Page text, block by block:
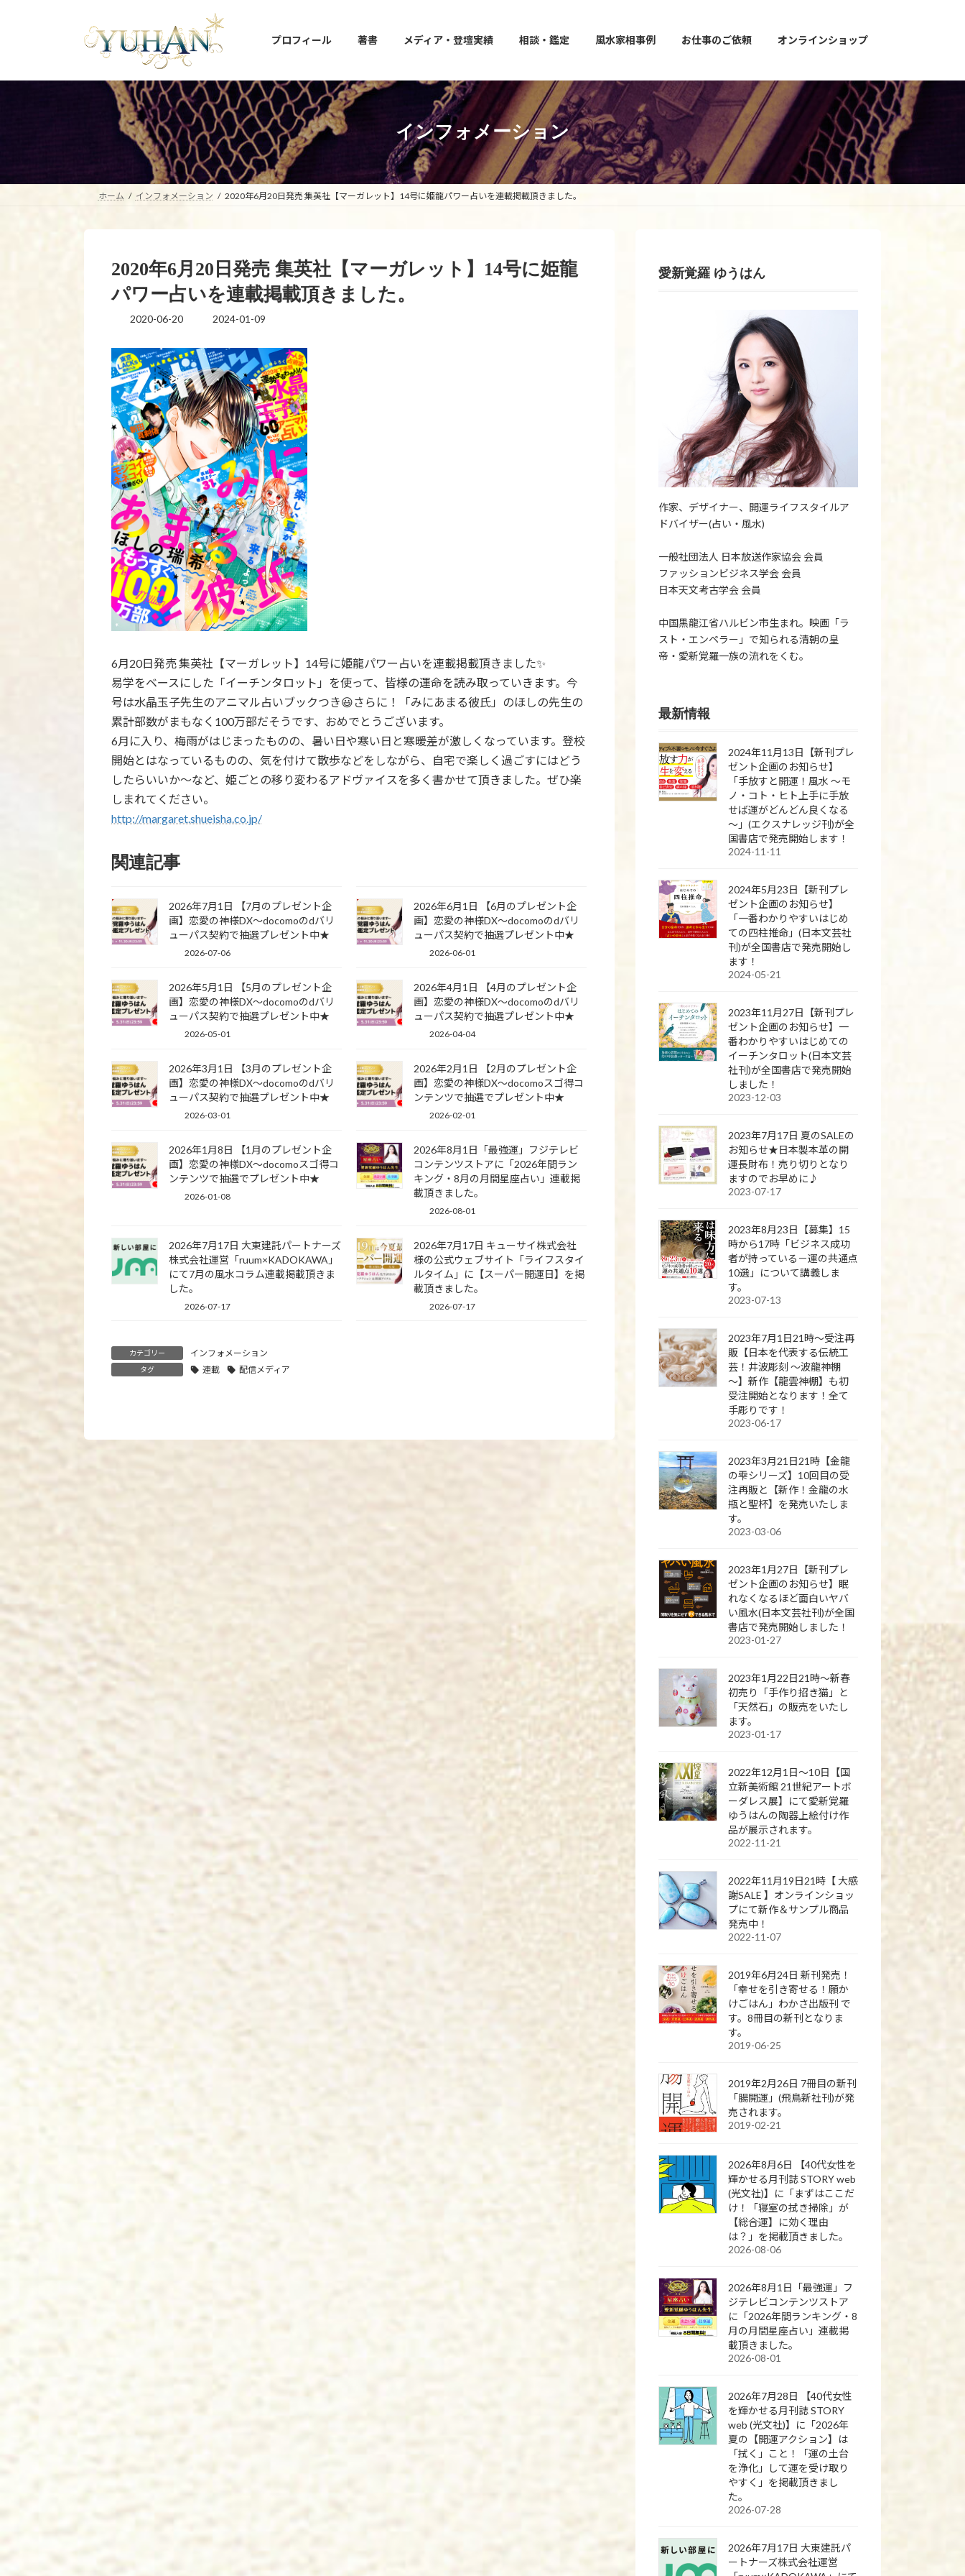
ツ
シ
プロフィール 著書 メディア・登壇実績 相談・鑑定 風水家相事例 お仕事のご依頼 オンラインショップ
インフォメーション
ホーム インフォメーション 2020年6月20日発売 集英社【マーガレット】14号に姫龍パワー占いを連載掲載頂きました。
2020年6月20日発売 集英社【マーガレット】14号に姫龍
パワー占いを連載掲載頂きました。
2020-06-20
最
更
新
日
時
:
2024-01-09
6月20日発売 集英社【マーガレット】14号に姫龍パワー占いを連載掲載頂きました✨
易学をベースにした「イーチンタロット」を使って、皆様の運命を読み取っていきます。今
号は水晶玉子先生のアニマル占いブックつき😃さらに！「みにあまる彼氏」のほしの先生の
累計部数がまもなく100万部だそうです、おめでとうございます。
6月に入り、梅雨がはじまったものの、暑い日や寒い日と寒暖差が激しくなっています。登校
開始とはなっているものの、気を付けて散歩などをしながら、自宅で楽しく過ごすにはどう
したらいいか～など、姫ごとの移り変わるアドヴァイスを多く書かせて頂きました。ぜひ楽
しまれてください。
http://margaret.shueisha.co.jp/
関連記事
2026年7月1日 【7月のプレゼント企
画】恋愛の神様DX〜docomoのdバリ
ューパス契約で抽選プレゼント中★
2026-07-06
2026年6月1日 【6月のプレゼント企
画】恋愛の神様DX〜docomoのdバリ
ューパス契約で抽選プレゼント中★
2026-06-01
2026年5月1日 【5月のプレゼント企
画】恋愛の神様DX〜docomoのdバリ
ューパス契約で抽選プレゼント中★
2026-05-01
2026年4月1日 【4月のプレゼント企
画】恋愛の神様DX〜docomoのdバリ
ューパス契約で抽選プレゼント中★
2026-04-04
2026年3月1日 【3月のプレゼント企
画】恋愛の神様DX〜docomoのdバリ
ューパス契約で抽選プレゼント中★
2026-03-01
2026年2月1日 【2月のプレゼント企
画】恋愛の神様DX〜docomoスゴ得コ
ンテンツで抽選でプレゼント中★
2026-02-01
2026年1月8日 【1月のプレゼント企
画】恋愛の神様DX〜docomoスゴ得コ
ンテンツで抽選でプレゼント中★
2026-01-08
2026年8月1日「最強運」フジテレビ
コンテンツストアに「2026年間ラン
キング・8月の月間星座占い」連載掲
載頂きました。
2026-08-01
2026年7月17日 大東建託パートナーズ
株式会社運営「ruum×KADOKAWA」
にて7月の風水コラム連載掲載頂きま
した。
2026-07-17
2026年7月17日 キューサイ株式会社
様の公式ウェブサイト「ライフスタイ
ルタイム」に【スーパー開運日】を掲
載頂きました。
2026-07-17
カテゴリー インフォメーション
タグ 連載 配信メディア
愛新覚羅 ゆうはん
作家、デザイナー、開運ライフスタイルア
ドバイザー(占い・風水)
一般社団法人 日本放送作家協会 会員
ファッションビジネス学会 会員
日本天文考古学会 会員
中国黒龍江省ハルビン市生まれ。映画「ラ
スト・エンペラー」で知られる清朝の皇
帝・愛新覚羅一族の流れをくむ。
最新情報
2024年11月13日【新刊プレ
ゼント企画のお知らせ】
「手放すと開運！風水 ～モ
ノ・コト・ヒト上手に手放
せば運がどんどん良くなる
～」(エクスナレッジ刊)が全
国書店で発売開始します！
2024-11-11
2024年5月23日【新刊プレ
ゼント企画のお知らせ】
「一番わかりやすいはじめ
ての四柱推命」(日本文芸社
刊)が全国書店で発売開始し
ます！
2024-05-21
2023年11月27日【新刊プレ
ゼント企画のお知らせ】一
番わかりやすいはじめての
イーチンタロット(日本文芸
社刊)が全国書店で発売開始
しました！
2023-12-03
2023年7月17日 夏のSALEの
お知らせ★日本製本革の開
運長財布！売り切りとなり
ますのでお早めに♪
2023-07-17
2023年8月23日【募集】15
時から17時「ビジネス成功
者が持っている－運の共通点
10選」について講義しま
す。
2023-07-13
2023年7月1日21時～受注再
販【日本を代表する伝統工
芸！井波彫刻 ～波龍神棚
～】新作【龍雲神棚】も初
受注開始となります！全て
手彫りです！
2023-06-17
2023年3月21日21時【金龍
の雫シリーズ】10回目の受
注再販と【新作！金龍の水
瓶と聖杯】を発売いたしま
す。
2023-03-06
2023年1月27日【新刊プレ
ゼント企画のお知らせ】眠
れなくなるほど面白いヤバ
い風水(日本文芸社刊)が全国
書店で発売開始しました！
2023-01-27
2023年1月22日21時～新春
初売り「手作り招き猫」と
「天然石」の販売をいたし
ます。
2023-01-17
2022年12月1日～10日【国
立新美術館 21世紀アートボ
ーダレス展】にて愛新覚羅
ゆうはんの陶器上絵付け作
品が展示されます。
2022-11-21
2022年11月19日21時【 大感
謝SALE 】オンラインショッ
プにて新作＆サンプル商品
発売中！
2022-11-07
2019年6月24日 新刊発売！
「幸せを引き寄せる！願か
けごはん」わかさ出版刊 で
す。8冊目の新刊となりま
す。
2019-06-25
2019年2月26日 7冊目の新刊
「腸開運」(飛鳥新社刊)が発
売されます。
2019-02-21
2026年8月6日 【40代女性を
輝かせる月刊誌 STORY web
(光文社)】に「まずはここだ
け！「寝室の拭き掃除」が
【総合運】に効く理由
は？」を掲載頂きました。
2026-08-06
2026年8月1日「最強運」フ
ジテレビコンテンツストア
に「2026年間ランキング・8
月の月間星座占い」連載掲
載頂きました。
2026-08-01
2026年7月28日 【40代女性
を輝かせる月刊誌 STORY
web (光文社)】に「2026年
夏の【開運アクション】は
「拭く」こと！「運の土台
を浄化」して運を受け取り
やすく」を掲載頂きまし
た。
2026-07-28
2026年7月17日 大東建託パ
ートナーズ株式会社運営